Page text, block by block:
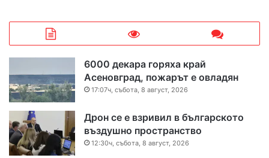
6000 декара горяха край
Асеновград, пожарът е овладян
17:07ч, събота, 8 август, 2026
Дрон се е взривил в българското
въздушно пространство
12:30ч, събота, 8 август, 2026